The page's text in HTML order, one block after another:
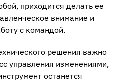
приходится делать ее
внимание и
с командой.
решения важно
управления изменениями,
останется